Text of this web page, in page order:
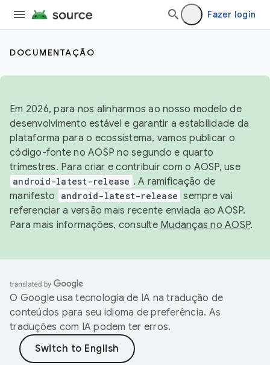
Fazer login
DOCUMENTAÇÃO
Em 2026, para nos alinharmos ao nosso modelo de
desenvolvimento estável e garantir a estabilidade da
plataforma para o ecossistema, vamos publicar o
código-fonte no AOSP no segundo e quarto
trimestres. Para criar e contribuir com o AOSP, use
android-latest-release . A ramificação de
manifesto
android-latest-release sempre vai
referenciar a versão mais recente enviada ao AOSP.
Para mais informações, consulte Mudanças no AOSP.
O Google usa tecnologia de IA na tradução de
conteúdos para seu idioma de preferência. As
traduções com IA podem ter erros.